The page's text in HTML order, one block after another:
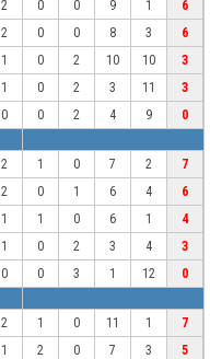
2 0 0 9 1
6
2 0 0 8 3
6
1 0 2 10 10
3
1 0 2 3 11
3
0 0 2 4 9
0
2 1 0 7 2
7
2 0 1 6 4
6
1 1 0 6 1
4
1 0 2 3 4
3
0 0 3 1 12
0
2 1 0 11 1
7
1 2 0 7 3
5